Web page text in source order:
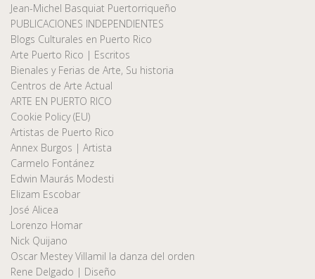
Jean-Michel Basquiat Puertorriqueño
PUBLICACIONES INDEPENDIENTES
Blogs Culturales en Puerto Rico
Arte Puerto Rico | Escritos
Bienales y Ferias de Arte, Su historia
Centros de Arte Actual
ARTE EN PUERTO RICO
Cookie Policy (EU)
Artistas de Puerto Rico
Annex Burgos | Artista
Carmelo Fontánez
Edwin Maurás Modesti
Elizam Escobar
José Alicea
Lorenzo Homar
Nick Quijano
Oscar Mestey Villamil la danza del orden
Rene Delgado | Diseño